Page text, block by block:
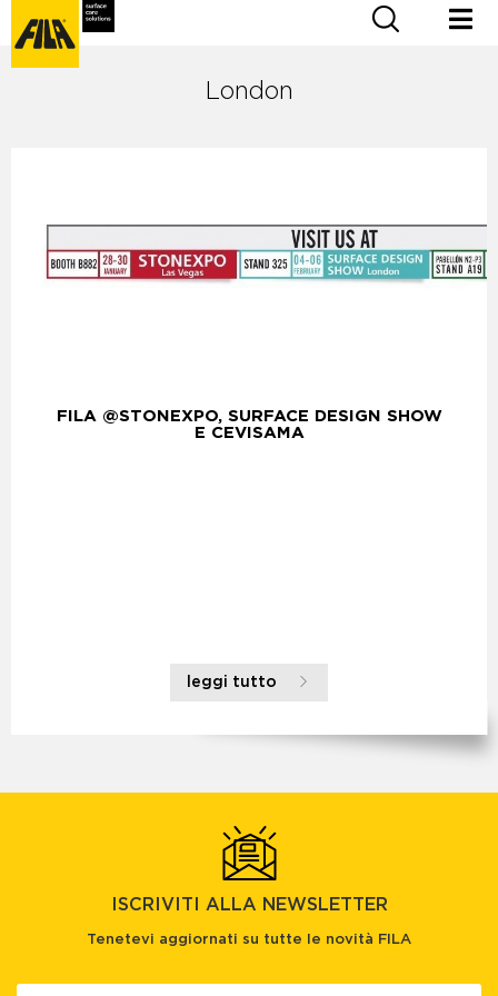
London
FILA @STONEXPO, SURFACE DESIGN SHOW
E CEVISAMA
leggi tutto
ISCRIVITI ALLA NEWSLETTER
Tenetevi aggiornati su tutte le novità FILA